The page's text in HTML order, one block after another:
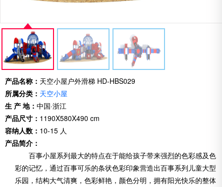
产品名称： 天空小屋户外滑梯 HD-HBS029
所属分类： 天空小屋
生 产 地： 中国·浙江
产品尺寸： 1190X580X490 cm
容纳人数： 10-15 人
产品简介：
百事小屋系列最大的特点在于能给孩子带来强烈的色彩感及色
彩的记忆，通过百事可乐的条状色彩印象营造出百事系列儿童大型
乐园，结构大气清爽，色彩鲜艳，颜色分明，拥有阳光快乐的整体